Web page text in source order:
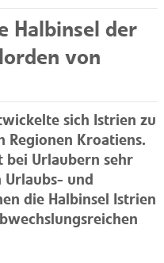
Halbinsel der
von
sich Istrien zu
Kroatiens.
bei Urlaubern sehr
und
die Halbinsel Istrien